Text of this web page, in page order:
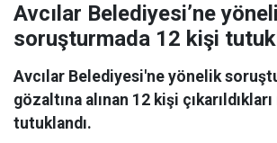
Avcılar Belediyesi’ne
soruşturmada 12 kişi
Avcılar Belediyesi'ne yönelik
gözaltına alınan 12 kişi
tutuklandı.